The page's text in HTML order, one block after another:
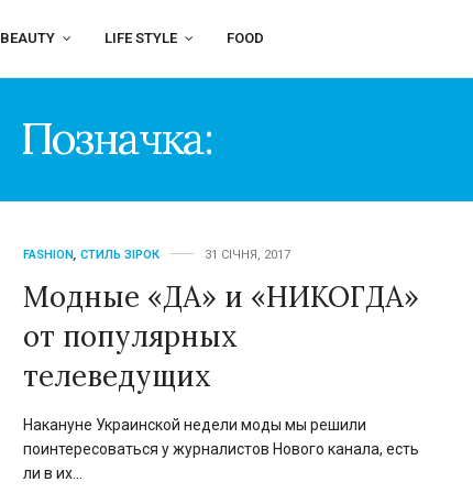
BEAUTY LIFE STYLE FOOD
Позначка:
FASHION, СТИЛЬ ЗІРОК 31 СІЧНЯ, 2017
Модные «ДА» и «НИКОГДА»
от популярных
телеведущих
Накануне Украинской недели моды мы решили
поинтересоваться у журналистов Нового канала, есть
ли в их…